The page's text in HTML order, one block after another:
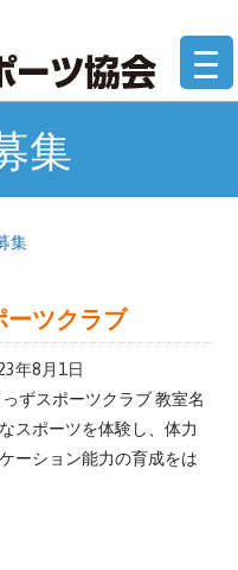
公
集
集
ーツクラブ
年8月1日
ずスポーツクラブ 教室名
スポーツを体験し、体力
ーション能力の育成をは